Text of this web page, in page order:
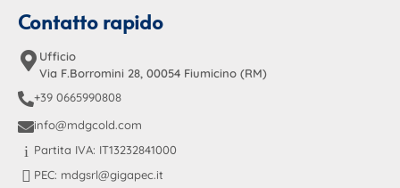
Contatto rapido
Ufficio
Via F.Borromini 28, 00054 Fiumicino (RM)
+39 0665990808
info@mdgcold.com
Partita IVA: IT13232841000
PEC: mdgsrl@gigapec.it